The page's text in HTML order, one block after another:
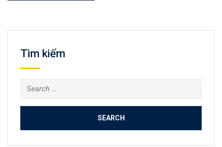
Tìm kiếm
Search
for: